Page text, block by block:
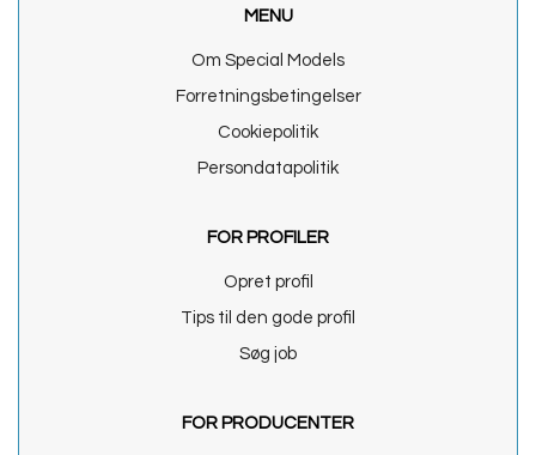
MENU
Om Special Models
Forretningsbetingelser
Cookiepolitik
Persondatapolitik
FOR PROFILER
Opret profil
Tips til den gode profil
Søg job
FOR PRODUCENTER